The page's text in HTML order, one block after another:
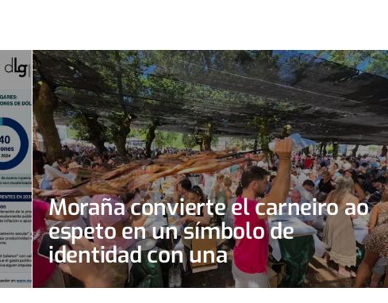
Moraña convierte el carneiro ao
espeto en un símbolo de
identidad con una
multitudinaria fiesta para 3.500